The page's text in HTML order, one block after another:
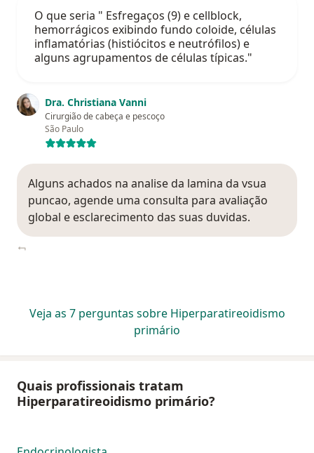
O que seria " Esfregaços (9) e cellblock,
hemorrágicos exibindo fundo coloide, células
inflamatórias (histiócitos e neutrófilos) e
alguns agrupamentos de células típicas."
Dra. Christiana Vanni
Cirurgião de cabeça e pescoço
São Paulo
Alguns achados na analise da lamina da vsua
puncao, agende uma consulta para avaliação
global e esclarecimento das suas duvidas.
Veja as 7 perguntas sobre Hiperparatireoidismo
primário
Quais profissionais tratam
Hiperparatireoidismo primário?